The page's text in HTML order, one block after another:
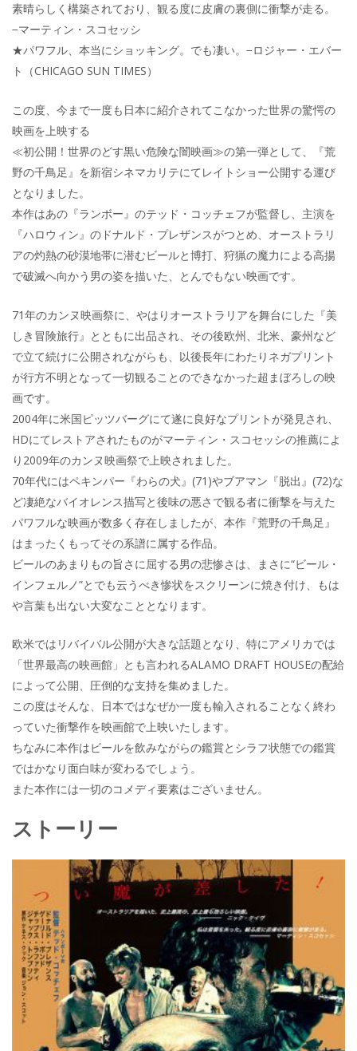
素晴らしく構築されており、観る度に皮膚の裏側に衝撃が走る。
−マーティン・スコセッシ
★パワフル、本当にショッキング。でも凄い。−ロジャー・エバー
ト（CHICAGO SUN TIMES）
この度、今まで一度も日本に紹介されてこなかった世界の驚愕の
映画を上映する
≪初公開！世界のどす黒い危険な闇映画≫の第一弾として、『荒
野の千鳥足』を新宿シネマカリテにてレイトショー公開する運び
となりました。
本作はあの『ランボー』のテッド・コッチェフが監督し、主演を
『ハロウィン』のドナルド・プレザンスがつとめ、オーストラリ
アの灼熱の砂漠地帯に潜むビールと博打、狩猟の魔力による高揚
で破滅へ向かう男の姿を描いた、とんでもない映画です。
71年のカンヌ映画祭に、やはりオーストラリアを舞台にした『美
しき冒険旅行』とともに出品され、その後欧州、北米、豪州など
で立て続けに公開されながらも、以後長年にわたりネガプリント
が行方不明となって一切観ることのできなかった超まぼろしの映
画です。
2004年に米国ピッツバーグにて遂に良好なプリントが発見され、
HDにてレストアされたものがマーティン・スコセッシの推薦によ
り2009年のカンヌ映画祭で上映されました。
70年代にはペキンパー『わらの犬』(71)やブアマン『脱出』(72)な
ど凄絶なバイオレンス描写と後味の悪さで観る者に衝撃を与えた
パワフルな映画が数多く存在しましたが、本作『荒野の千鳥足』
はまったくもってその系譜に属する作品。
ビールのあまりもの旨さに屈する男の悲惨さは、まさに“ビール・
インフェルノ”とでも云うべき惨状をスクリーンに焼き付け、もは
や言葉も出ない大変なこととなります。
欧米ではリバイバル公開が大きな話題となり、特にアメリカでは
「世界最高の映画館」とも言われるALAMO DRAFT HOUSEの配給
によって公開、圧倒的な支持を集めました。
この度はそんな、日本ではなぜか一度も輸入されることなく終わ
っていた衝撃作を映画館で上映いたします。
ちなみに本作はビールを飲みながらの鑑賞とシラフ状態での鑑賞
ではかなり面白味が変わるでしょう。
また本作には一切のコメディ要素はございません。
ストーリー